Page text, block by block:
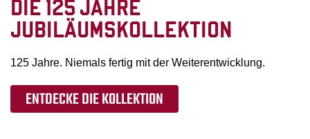
DIE 125 JAHRE
JUBILÄUMSKOLLEKTION
125 Jahre. Niemals fertig mit der Weiterentwicklung.
ENTDECKE DIE KOLLEKTION